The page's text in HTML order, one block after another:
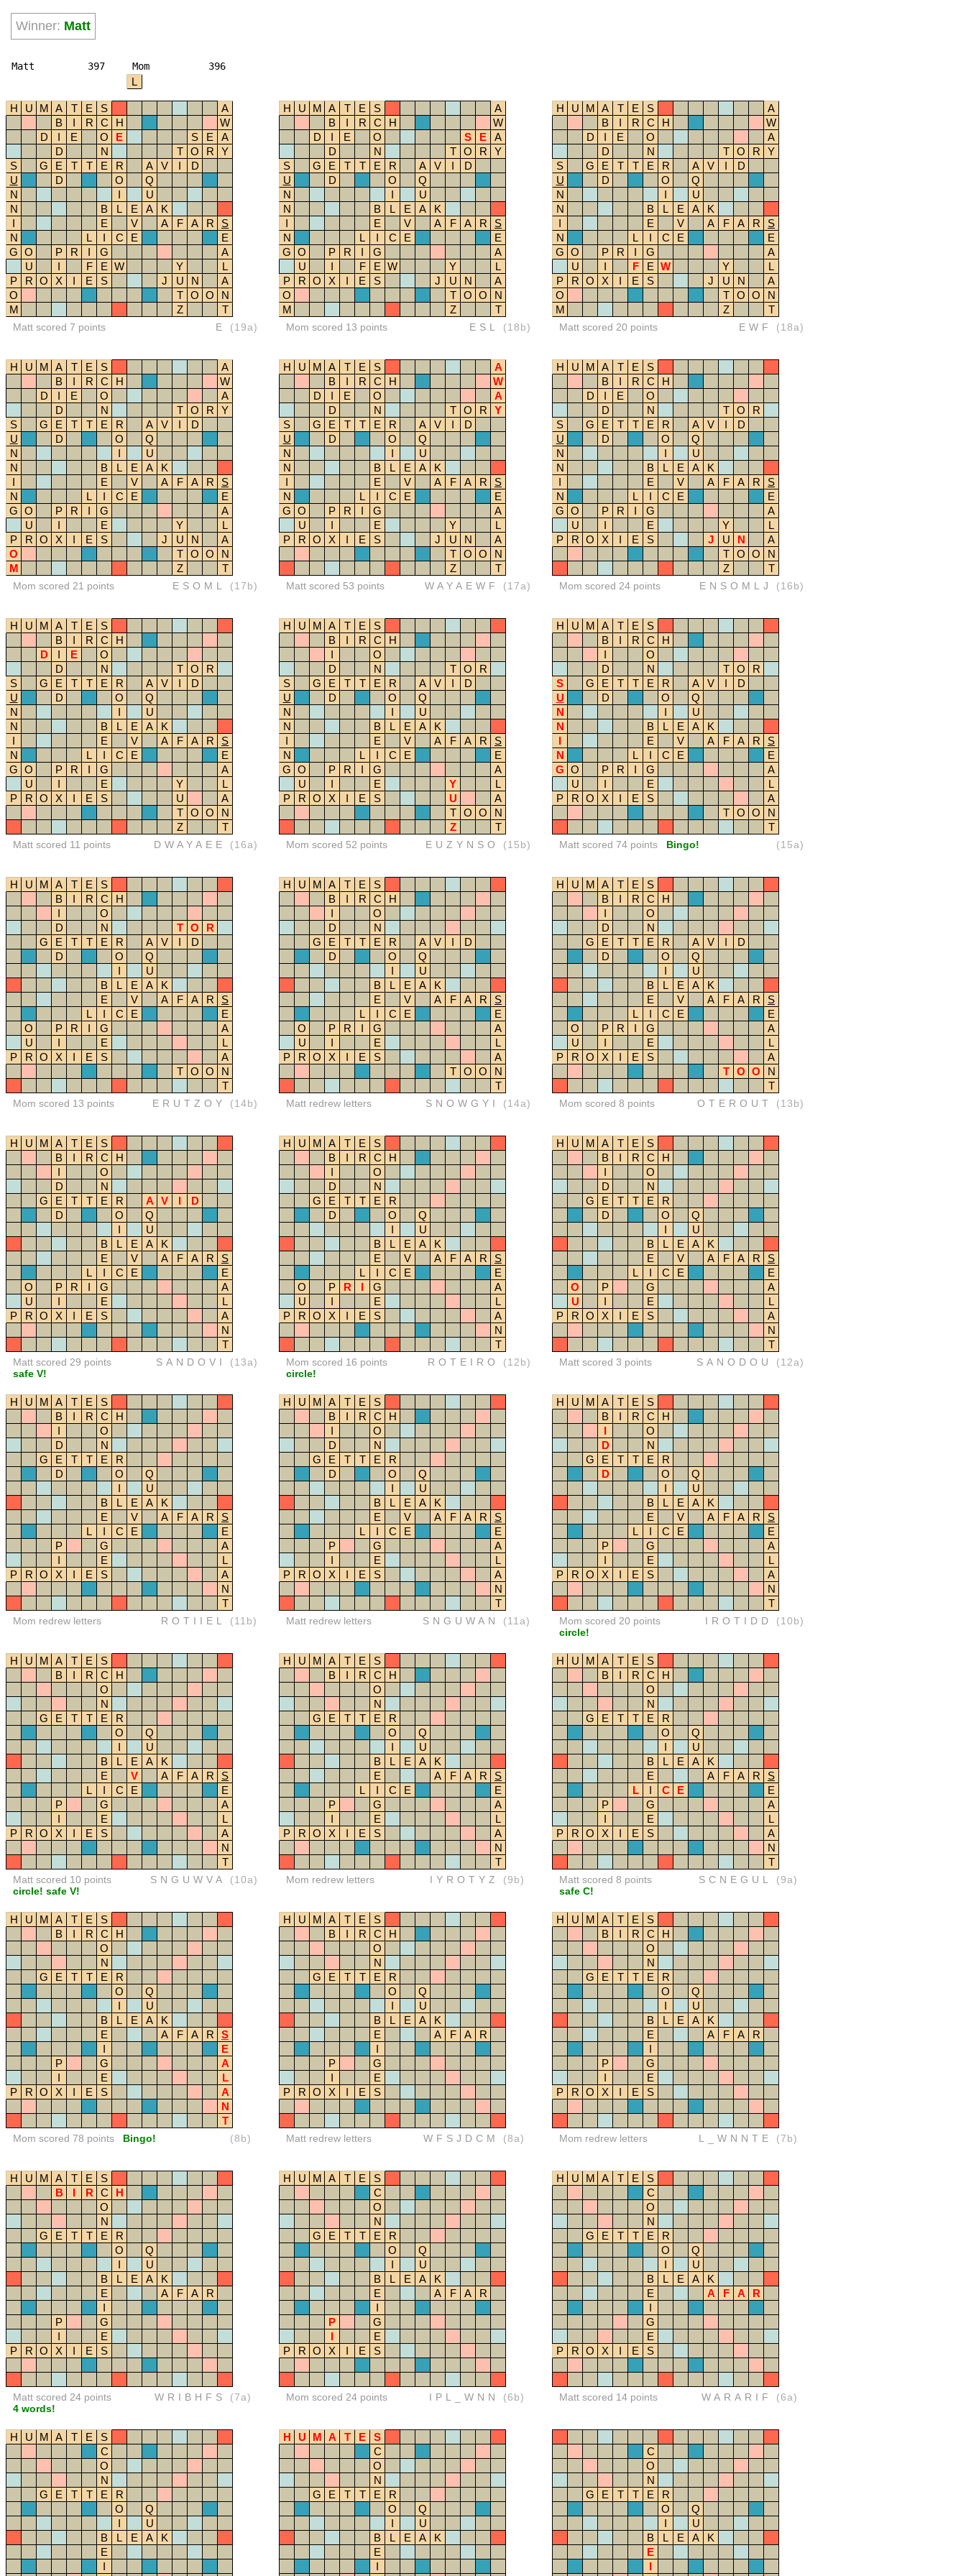
Winner: Matt
Matt 397 Mom 396
L
H U M A T E S
A
B
I R C H
W
D
I E O E S E
A
D
N T O R
Y
S
G E T T E R A V I
D
U
D O
Q
N
I
U
N
B L E A
K
I
E V A F A R
S
N
L I C E
E
G O P R I G
A
U
I F E W Y
L
P
R O X I E S J U N
A
O
T O O
N
M
Z T
Matt scored 7 points E (19a)
H U M A T E S
A
B
I R C H
W
D
I E O S E
A
D
N T O R
Y
S
G E T T E R A V I
D
U
D O
Q
N
I
U
N
B L E A
K
I
E V A F A R
S
N
L I C E
E
G O P R I G
A
U
I F E W Y
L
P
R O X I E S J U N
A
O
T O O
N
M
Z T
Mom scored 13 points ESL (18b)
H U M A T E S
A
B
I R C H
W
D
I E O
A
D
N T O R
Y
S
G E T T E R A V I
D
U
D O
Q
N
I
U
N
B L E A
K
I
E V A F A R
S
N
L I C E
E
G O P R I G
A
U
I F E W Y
L
P
R O X I E S J U N
A
O
T O O
N
M
Z T
Matt scored 20 points EWF (18a)
H U M A T E S
A
B
I R C H
W
D
I E O
A
D
N T O R
Y
S
G E T T E R A V I
D
U
D O
Q
N
I
U
N
B L E A
K
I
E V A F A R
S
N
L I C E
E
G O P R I G
A
U
I E Y
L
P
R O X I E S J U N
A
O
T O O
N
M
Z T
Mom scored 21 points ESOML (17b)
H U M A T E S
A
B
I R C H
W
D
I E O
A
D
N T O R
Y
S
G E T T E R A V I
D
U
D O
Q
N
I
U
N
B L E A
K
I
E V A F A R
S
N
L I C E
E
G O P R I G
A
U
I E Y
L
P
R O X I E S J U N
A
T
O O
N
Z
T
Matt scored 53 points WAYAEWF (17a)
H U M A T E
S
B
I R C
H
D
I E
O
D
N T O
R
S
G E T T E R A V I
D
U
D O
Q
N
I
U
N
B L E A
K
I
E V A F A R
S
N
L I C E
E
G O P R I G
A
U
I E Y
L
P
R O X I E S J U N
A
T
O O
N
Z
T
Mom scored 24 points ENSOMLJ (16b)
H U M A T E
S
B
I R C
H
D
I E
O
D
N T O
R
S
G E T T E R A V I
D
U
D O
Q
N
I
U
N
B L E A
K
I
E V A F A R
S
N
L I C E
E
G O P R I G
A
U
I E Y
L
P
R O X I E S U
A
T
O O
N
Z
T
Matt scored 11 points DWAYAEE (16a)
H U M A T E
S
B
I R C
H
I
O
D
N T O
R
S
G E T T E R A V I
D
U
D O
Q
N
I
U
N
B L E A
K
I
E V A F A R
S
N
L I C E
E
G O P R I G
A
U
I E Y
L
P
R O X I E S U
A
T
O O
N
Z
T
Mom scored 52 points EUZYNSO (15b)
H U M A T E
S
B
I R C
H
I
O
D
N T O
R
S
G E T T E R A V I
D
U
D O
Q
N
I
U
N
B L E A
K
I
E V A F A R
S
N
L I C E
E
G O P R I G
A
U
I E
L
P
R O X I E S
A
T
O O
N
T
Matt scored 74 points Bingo! (15a)
H U M A T E
S
B
I R C
H
I
O
D
N T O
R
G
E T T E R A V I
D
D
O
Q
I
U
B
L E A
K
E
V A F A R
S
L
I C E
E
O
P R I G
A
U
I E
L
P
R O X I E S
A
T
O O
N
T
Mom scored 13 points ERUTZOY (14b)
H U M A T E
S
B
I R C
H
I
O
D
N
G
E T T E R A V I
D
D
O
Q
I
U
B
L E A
K
E
V A F A R
S
L
I C E
E
O
P R I G
A
U
I E
L
P
R O X I E S
A
T
O O
N
T
Matt redrew letters SNOWGYI (14a)
H U M A T E
S
B
I R C
H
I
O
D
N
G
E T T E R A V I
D
D
O
Q
I
U
B
L E A
K
E
V A F A R
S
L
I C E
E
O
P R I G
A
U
I E
L
P
R O X I E S
A
T
O O
N
T
Mom scored 8 points OTEROUT (13b)
H U M A T E
S
B
I R C
H
I
O
D
N
G
E T T E R A V I
D
D
O
Q
I
U
B
L E A
K
E
V A F A R
S
L
I C E
E
O
P R I G
A
U
I E
L
P
R O X I E S
A
N
T
Matt scored 29 points
safe V!
SANDOVI (13a)
H U M A T E
S
B
I R C
H
I
O
D
N
G
E T T E
R
D
O
Q
I
U
B
L E A
K
E
V A F A R
S
L
I C E
E
O
P R I G
A
U
I E
L
P
R O X I E S
A
N
T
Mom scored 16 points
circle!
ROTEIRO (12b)
H U M A T E
S
B
I R C
H
I
O
D
N
G
E T T E
R
D
O
Q
I
U
B
L E A
K
E
V A F A R
S
L
I C E
E
O
P G
A
U
I E
L
P
R O X I E S
A
N
T
Matt scored 3 points SANODOU (12a)
H U M A T E
S
B
I R C
H
I
O
D
N
G
E T T E
R
D
O
Q
I
U
B
L E A
K
E
V A F A R
S
L
I C E
E
P
G
A
I
E
L
P
R O X I E S
A
N
T
Mom redrew letters ROTIIEL (11b)
H U M A T E
S
B
I R C
H
I
O
D
N
G
E T T E
R
D
O
Q
I
U
B
L E A
K
E
V A F A R
S
L
I C E
E
P
G
A
I
E
L
P
R O X I E S
A
N
T
Matt redrew letters SNGUWAN (11a)
H U M A T E
S
B
I R C
H
I
O
D
N
G
E T T E
R
D
O
Q
I
U
B
L E A
K
E
V A F A R
S
L
I C E
E
P
G
A
I
E
L
P
R O X I E S
A
N
T
Mom scored 20 points
circle!
IROTIDD (10b)
H U M A T E
S
B
I R C
H
O
N
G
E T T E
R
O
Q
I
U
B
L E A
K
E
V A F A R
S
L
I C E
E
P
G
A
I
E
L
P
R O X I E S
A
N
T
Matt scored 10 points
circle! safe V!
SNGUWVA (10a)
H U M A T E
S
B
I R C
H
O
N
G
E T T E
R
O
Q
I
U
B
L E A
K
E
A F A R
S
L
I C E
E
P
G
A
I
E
L
P
R O X I E S
A
N
T
Mom redrew letters IYROTYZ (9b)
H U M A T E
S
B
I R C
H
O
N
G
E T T E
R
O
Q
I
U
B
L E A
K
E
A F A R
S
L
I C E
E
P
G
A
I
E
L
P
R O X I E S
A
N
T
Matt scored 8 points
safe C!
SCNEGUL (9a)
H U M A T E
S
B
I R C
H
O
N
G
E T T E
R
O
Q
I
U
B
L E A
K
E
A F A R
S
I
E
P
G
A
I
E
L
P
R O X I E S
A
N
T
Mom scored 78 points Bingo! (8b)
H U M A T E
S
B
I R C
H
O
N
G
E T T E
R
O
Q
I
U
B
L E A
K
E
A F A
R
I
P
G
I
E
P
R O X I E S
Matt redrew letters WFSJDCM (8a)
H U M A T E
S
B
I R C
H
O
N
G
E T T E
R
O
Q
I
U
B
L E A
K
E
A F A
R
I
P
G
I
E
P
R O X I E S
Mom redrew letters L_WNNTE (7b)
H U M A T E
S
B
I R C
H
O
N
G
E T T E
R
O
Q
I
U
B
L E A
K
E
A F A
R
I
P
G
I
E
P
R O X I E S
Matt scored 24 points
4 words!
WRIBHFS (7a)
H U M A T E
S
C
O
N
G
E T T E
R
O
Q
I
U
B
L E A
K
E
A F A
R
I
P
G
I
E
P
R O X I E S
Mom scored 24 points IPL_WNN (6b)
H U M A T E
S
C
O
N
G
E T T E
R
O
Q
I
U
B
L E A
K
E
A F A
R
I
G
E
P
R O X I E S
Matt scored 14 points WARARIF (6a)
H U M A T E
S
C
O
N
G
E T T E
R
O
Q
I
U
B
L E A
K
E
I
H U M A T E
S
C
O
N
G
E T T E
R
O
Q
I
U
B
L E A
K
E
I
C
O
N
G
E T T E
R
O
Q
I
U
B
L E A
K
E
I